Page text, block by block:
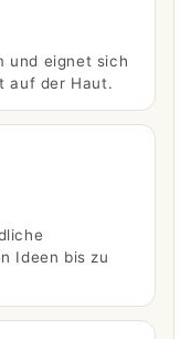
und eignet sich
auf der Haut.
Ideen bis zu